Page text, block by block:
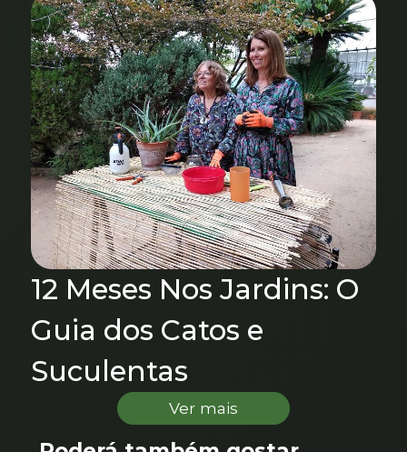
12 Meses Nos Jardins: O
Guia dos Catos e
Suculentas
Ver mais